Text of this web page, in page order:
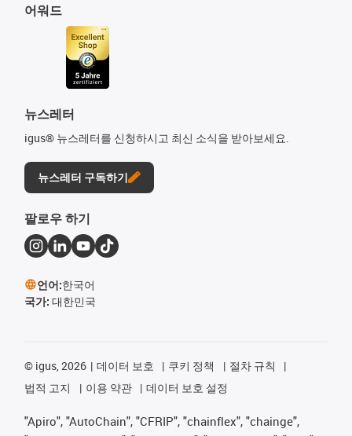
어워드
뉴스레터
igus® 뉴스레터를 신청하시고 최신 소식을 받아보세요.
뉴스레터 구독하기
팔로우 하기
언어:한국어
국가: 대한민국
© igus, 2026 데이터 보호 쿠키 정책
절차 규칙
법적 고지
이용 약관 데이터 보호 설정
"Apiro", "AutoChain", "CFRIP", "chainflex", "chainge",